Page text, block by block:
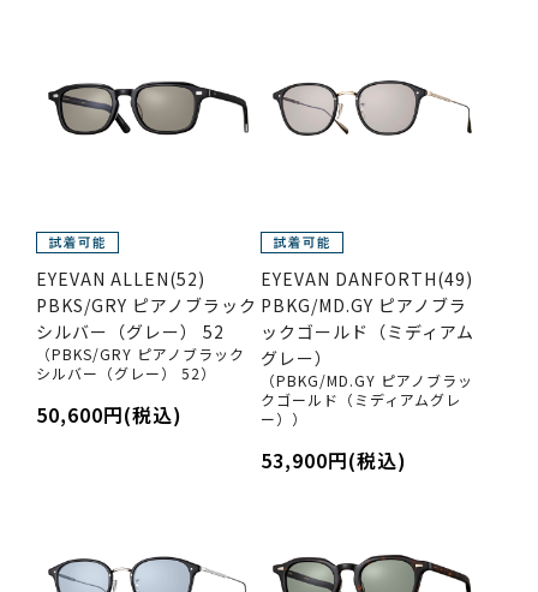
EYEVAN ALLEN(52)
PBKS/GRY ピアノブラック
シルバー（グレー） 52
（PBKS/GRY ピアノブラック
シルバー（グレー） 52）
50,600円(税込)
EYEVAN DANFORTH(49)
PBKG/MD.GY ピアノブラ
ックゴールド（ミディアム
グレー）
（PBKG/MD.GY ピアノブラッ
クゴールド（ミディアムグレ
ー））
53,900円(税込)